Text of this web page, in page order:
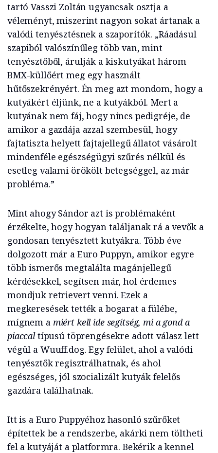
tartó Vasszi Zoltán ugyancsak osztja a
véleményt, miszerint nagyon sokat ártanak a
valódi tenyésztésnek a szaporítók. „Ráadásul
szapiból valószínűleg több van, mint
tenyésztőből, árulják a kiskutyákat három
BMX-küllőért meg egy használt
hűtőszekrényért. Én meg azt mondom, hogy a
kutyákért éljünk, ne a kutyákból. Mert a
kutyának nem fáj, hogy nincs pedigréje, de
amikor a gazdája azzal szembesül, hogy
fajtatiszta helyett fajtajellegű állatot vásárolt
mindenféle egészségügyi szűrés nélkül és
esetleg valami örökölt betegséggel, az már
probléma.”
Mint ahogy Sándor azt is problémaként
érzékelte, hogy hogyan találjanak rá a vevők a
gondosan tenyésztett kutyákra. Több éve
dolgozott már a Euro Puppyn, amikor egyre
több ismerős megtalálta magánjellegű
kérdésekkel, segítsen már, hol érdemes
mondjuk retrievert venni. Ezek a
megkeresések tették a bogarat a fülébe,
mígnem a miért kell ide segítség, mi a gond a
piaccaltípusú töprengésekre adott válasz lett
végül a Wuuff.dog. Egy felület, ahol a valódi
tenyésztők regisztrálhatnak, és ahol
egészséges, jól szocializált kutyák felelős
gazdára találhatnak.
Itt is a Euro Puppyéhoz hasonló szűrőket
építettek be a rendszerbe, akárki nem töltheti
fel a kutyáját a platformra. Bekérik a kennel